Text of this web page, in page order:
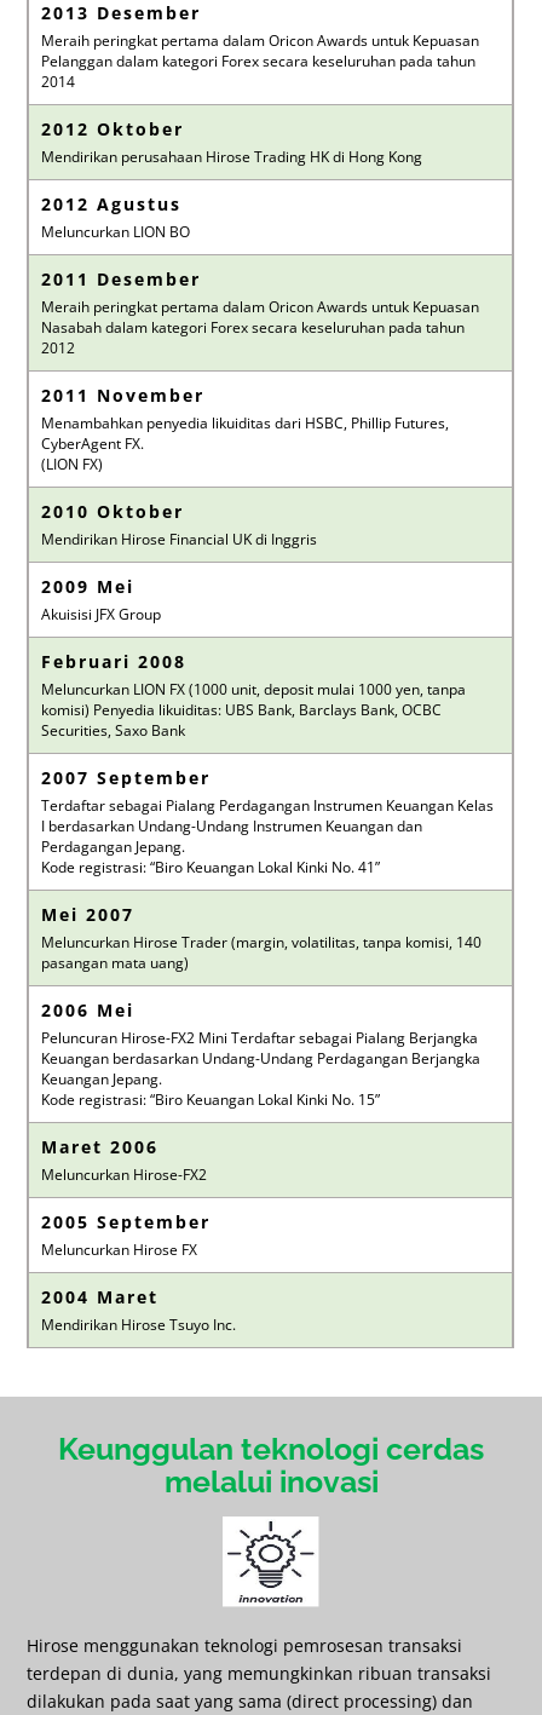
2013 Desember
Meraih peringkat pertama dalam Oricon Awards untuk Kepuasan
Pelanggan dalam kategori Forex secara keseluruhan pada tahun
2014
2012 Oktober
Mendirikan perusahaan Hirose Trading HK di Hong Kong
2012 Agustus
Meluncurkan LION BO
2011 Desember
Meraih peringkat pertama dalam Oricon Awards untuk Kepuasan
Nasabah dalam kategori Forex secara keseluruhan pada tahun
2012
2011 November
Menambahkan penyedia likuiditas dari HSBC, Phillip Futures,
CyberAgent FX.
(LION FX)
2010 Oktober
Mendirikan Hirose Financial UK di Inggris
2009 Mei
Akuisisi JFX Group
Februari 2008
Meluncurkan LION FX (1000 unit, deposit mulai 1000 yen, tanpa
komisi) Penyedia likuiditas: UBS Bank, Barclays Bank, OCBC
Securities, Saxo Bank
2007 September
Terdaftar sebagai Pialang Perdagangan Instrumen Keuangan Kelas
I berdasarkan Undang-Undang Instrumen Keuangan dan
Perdagangan Jepang.
Kode registrasi: “Biro Keuangan Lokal Kinki No. 41”
Mei 2007
Meluncurkan Hirose Trader (margin, volatilitas, tanpa komisi, 140
pasangan mata uang)
2006 Mei
Peluncuran Hirose-FX2 Mini Terdaftar sebagai Pialang Berjangka
Keuangan berdasarkan Undang-Undang Perdagangan Berjangka
Keuangan Jepang.
Kode registrasi: “Biro Keuangan Lokal Kinki No. 15”
Maret 2006
Meluncurkan Hirose-FX2
2005 September
Meluncurkan Hirose FX
2004 Maret
Mendirikan Hirose Tsuyo Inc.
Keunggulan teknologi cerdas
melalui inovasi
Hirose menggunakan teknologi pemrosesan transaksi
terdepan di dunia, yang memungkinkan ribuan transaksi
dilakukan pada saat yang sama (direct processing) dan